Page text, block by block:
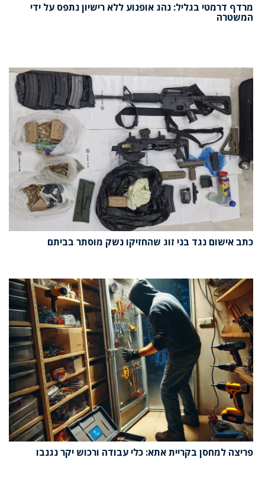
מרדף דרמטי בגליל: נהג אופנוע ללא רישיון נתפס על ידי
המשטרה
כתב אישום נגד בני זוג שהחזיקו נשק מוסתר בביתם
פריצה למחסן בקריית אתא: כלי עבודה ורכוש יקר נגנבו